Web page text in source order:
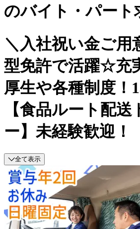
のバイト・パート
＼入社祝い金ご用
型免許で活躍☆充
厚生や各種制度！
【食品ルート配
ー】未経験歓迎！
全て表示